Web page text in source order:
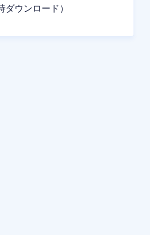
ダウンロード）